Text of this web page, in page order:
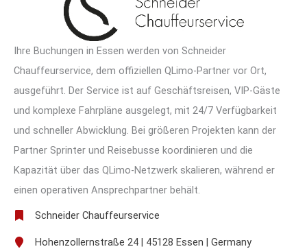
Ihre Buchungen in Essen werden von Schneider
Chauffeurservice, dem offiziellen QLimo-Partner vor Ort,
ausgeführt. Der Service ist auf Geschäftsreisen, VIP-Gäste
und komplexe Fahrpläne ausgelegt, mit 24/7 Verfügbarkeit
und schneller Abwicklung. Bei größeren Projekten kann der
Partner Sprinter und Reisebusse koordinieren und die
Kapazität über das QLimo-Netzwerk skalieren, während er
einen operativen Ansprechpartner behält.
Schneider Chauffeurservice
Hohenzollernstraße 24 | 45128 Essen | Germany